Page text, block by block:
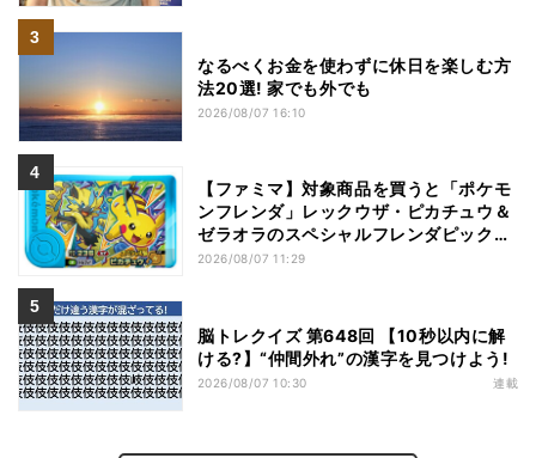
なるべくお金を使わずに休日を楽しむ方
法20選! 家でも外でも
2026/08/07 16:10
【ファミマ】対象商品を買うと「ポケモ
ンフレンダ」レックウザ・ピカチュウ＆
ゼラオラのスペシャルフレンダピックが
もらえるキャンペーン
2026/08/07 11:29
脳トレクイズ 第648回 【10秒以内に解
ける?】“仲間外れ”の漢字を見つけよう!
2026/08/07 10:30 連載